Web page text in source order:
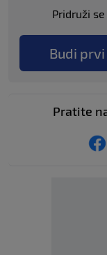
Pridruži
Budi
Pratite